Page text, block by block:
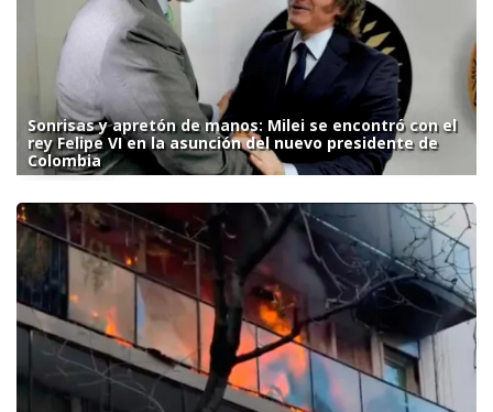
Sonrisas y apretón de manos: Milei se encontró con el
rey Felipe VI en la asunción del nuevo presidente de
Colombia